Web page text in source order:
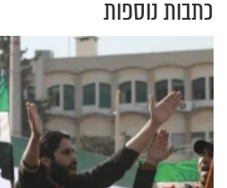
כתבות נוספות